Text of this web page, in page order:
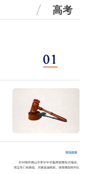
高考